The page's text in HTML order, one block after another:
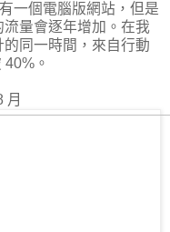
一個電腦版網站，但是
量會逐年增加。在我
同一時間，來自行動
。
月